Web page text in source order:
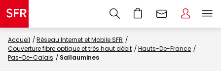
Accueil
Réseau Internet et Mobile SFR
Couverture fibre optique et très haut débit
Hauts-De-France
Pas-De-Calais
Sallaumines